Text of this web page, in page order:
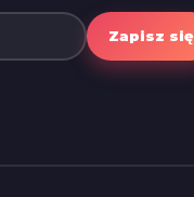
Zapisz się